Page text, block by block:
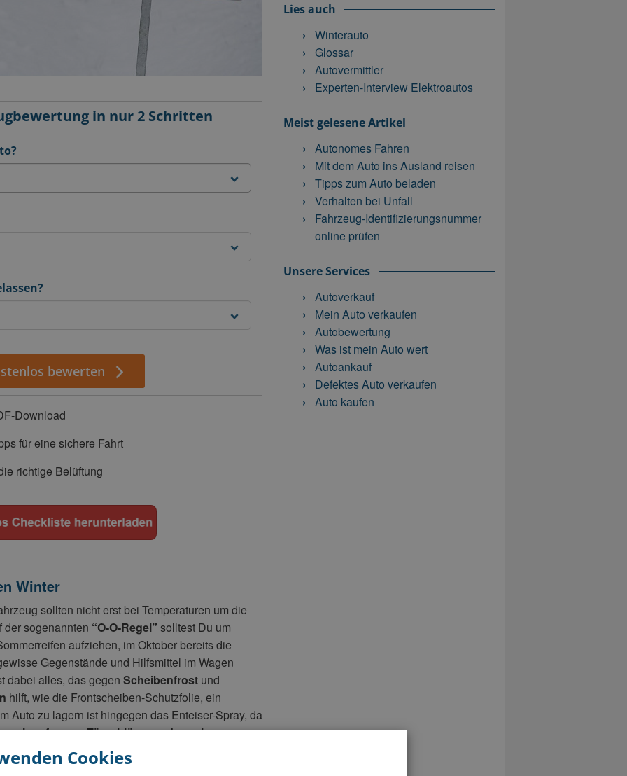
in nur 2 Schritten
bewerten
Download
für eine sichere Fahrt
richtige Belüftung
Winter
sollten nicht erst bei Temperaturen um die
sogenannten “O-O-Regel” solltest Du um
aufziehen, im Oktober bereits die
Gegenstände und Hilfsmittel im Wagen
dabei alles, das gegen Scheibenfrost und
hilft, wie die Frontscheiben-Schutzfolie, ein
Auto zu lagern ist hingegen das Enteiser-Spray, da
eingefrorene Türschlösser oder -rahmenzu
Lies auch
Winterauto
Glossar
Autovermittler
Experten-Interview Elektroautos
Meist gelesene Artikel
Autonomes Fahren
Mit dem Auto ins Ausland reisen
Tipps zum Auto beladen
Verhalten bei Unfall
Fahrzeug-Identifizierungsnummer
online prüfen
Unsere Services
Autoverkauf
Mein Auto verkaufen
Autobewertung
Was ist mein Auto wert
Autoankauf
Defektes Auto verkaufen
Auto kaufen
Cookies